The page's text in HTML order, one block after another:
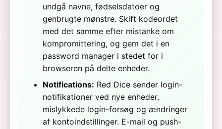
undgå navne, fødselsdatoer og
genbrugte mønstre. Skift kodeordet
med det samme efter mistanke om
kompromittering, og gem det i en
password manager i stedet for i
browseren på delte enheder.
Notifications: Red Dice sender login-
notifikationer ved nye enheder,
mislykkede login-forsøg og ændringer
af kontoindstillinger. E-mail og push-